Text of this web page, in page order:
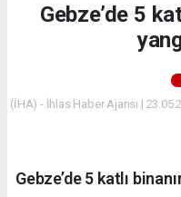
Gebze’de 5
(İHA) - İhlas Haber Ajansı |
Gebze’de 5 katlı